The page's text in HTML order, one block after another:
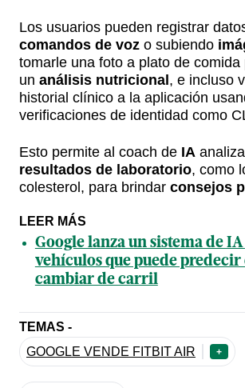
Los usuarios pueden registrar
comandos de voz o subiendo
tomarle una foto a plato de comida
un análisis nutricional , e incluso
historial clínico a la aplicación
verificaciones de identidad como
Esto permite al coach de IA
resultados de laboratorio, como
colesterol, para brindar consejos
LEER MÁS
Google lanza un sistema de
vehículos que puede predecir
cambiar de carril
TEMAS -
GOOGLE VENDE FITBIT AIR
+